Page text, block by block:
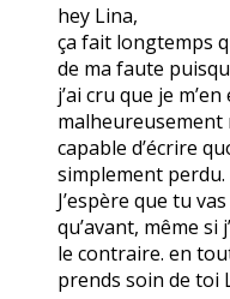
hey Lina,
ça fait longtemps
de ma faute
j’ai cru que je
malheureusement
capable d’écrire
simplement perdu.
J’espère que tu
qu’avant, même si
le contraire. en
prends soin de toi